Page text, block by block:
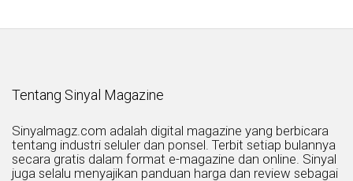
Tentang Sinyal Magazine
Sinyalmagz.com adalah digital magazine yang berbicara
tentang industri seluler dan ponsel. Terbit setiap bulannya
secara gratis dalam format e-magazine dan online. Sinyal
juga selalu menyajikan panduan harga dan review sebagai